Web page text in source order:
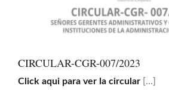
CIRCULAR-CGR-007/2023
Click aqui para ver la circular […]